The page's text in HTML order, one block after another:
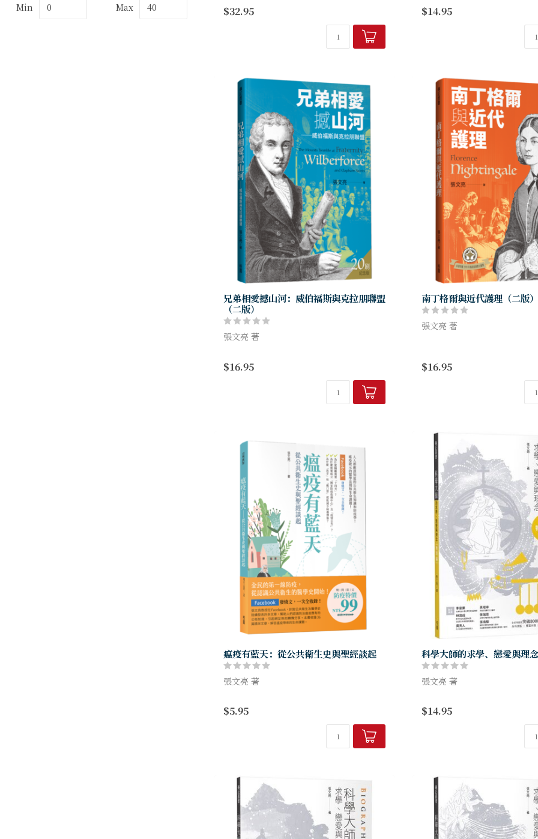
Min Max
人們為何爭相索取西敏教會的主日信息講
青年海外宣教運動的興起，誰是幕後的重要
$32.95
跳、呱呱叫嗎？
台大教授張文亮，透過18堂新
享，大學，是跨進團體生活的
$14.95
兄弟相愛撼山河：威伯福斯與克拉朋聯盟
（二版）
張文亮 著
$16.95
南丁格爾與近代護理（二版）
張文亮 著
★借鏡南丁格爾，看她如何將
$16.95
瘟疫有藍天：從公共衛生史與聖經談起
張文亮 著
聖經揭示的傳染病防治與生命教育內涵
新冠疫情期間，河馬教授張文亮FB發燒文
$5.95
科學大師的求學、戀愛與理
張文亮 著
露你原本不知道的科學大師生
們一個個都鮮活立體起來，等
$14.95